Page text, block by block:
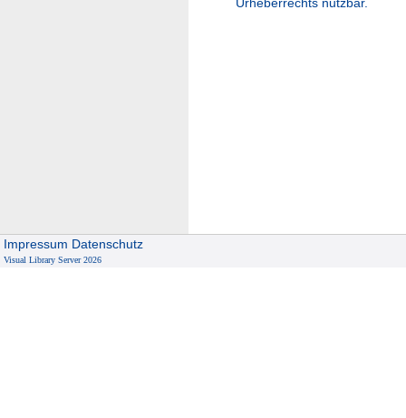
Impressum Datenschutz
Visual Library Server 2026